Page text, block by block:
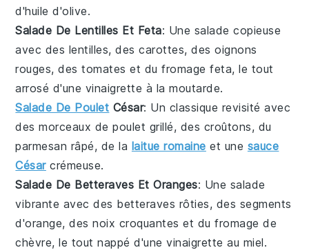
d'huile d'olive.
Salade De Lentilles Et Feta: Une salade copieuse
avec des lentilles, descarottes, desoignons
rouges, destomates et dufromage feta, le tout
arrosé d'une vinaigrette à la moutarde.
Salade De Poulet César: Un classique revisité avec
des morceaux depoulet grillé, des croûtons, du
parmesan râpé, de la laitue romaine et une sauce
Césarcrémeuse.
Salade De Betteraves Et Oranges: Une salade
vibrante avec des betteraves rôties, des segments
d'orange, desnoix croquantes et dufromage de
chèvre, le tout nappé d'une vinaigrette au miel.